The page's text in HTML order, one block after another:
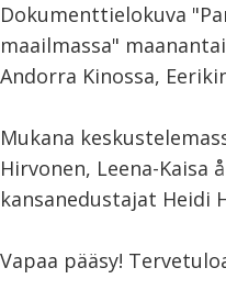
Dokumenttielokuva
maailmassa"
Andorra Kinossa,
Mukana
Hirvonen, Leena-Kaisa
kansanedustajat Heidi
Vapaa pääsy!